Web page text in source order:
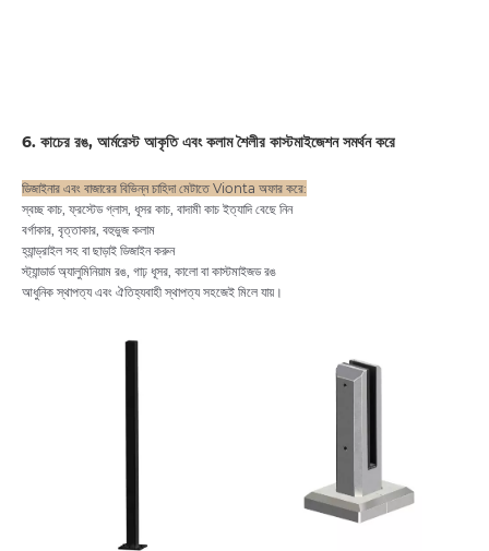
6. কাচের রঙ, আর্মরেস্ট আকৃতি এবং কলাম শৈলীর কাস্টমাইজেশন সমর্থন করে
ডিজাইনার এবং বাজারের বিভিন্ন চাহিদা মেটাতে Vionta অফার করে:
স্বচ্ছ কাচ, ফ্রস্টেড গ্লাস, ধূসর কাচ, বাদামী কাচ ইত্যাদি বেছে নিন
বর্গাকার, বৃত্তাকার, বহুভুজ কলাম
হ্যান্ড্রাইল সহ বা ছাড়াই ডিজাইন করুন
স্ট্যান্ডার্ড অ্যালুমিনিয়াম রঙ, গাঢ় ধূসর, কালো বা কাস্টমাইজড রঙ
আধুনিক স্থাপত্য এবং ঐতিহ্যবাহী স্থাপত্য সহজেই মিলে যায়।